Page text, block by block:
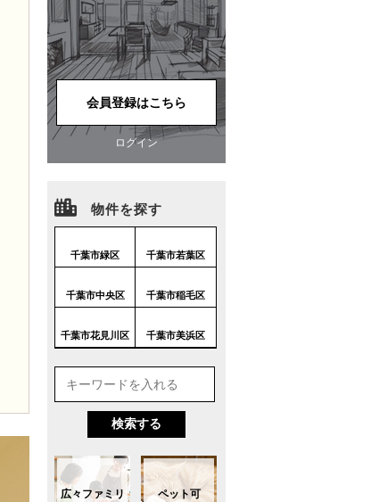
会員登録はこちら
ログイン
物件を探す
千葉市緑区 千葉市若葉区
千葉市中央区 千葉市稲毛区
千葉市花見川区 千葉市美浜区
広々ファミリ ペット可